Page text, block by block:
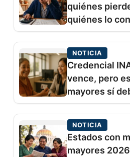
quiénes
quiénes lo
NOTICIA
Credencial
vence, pero
mayores sí
NOTICIA
Estados con
mayores